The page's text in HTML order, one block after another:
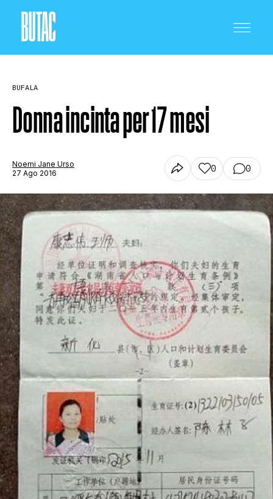
SCIENZA E TECNOLOGIA
SALUTE E MEDICINA
STORIA E CITAZIONI
INTRATTENIMENTO
COMPLOTTI, LEGGENDE URBANE ED
EVERGREEN
EDITORIALI
BUFALA
Donna incinta per 17 mesi
Noemi Jane Urso
27 Ago 2016
0 0